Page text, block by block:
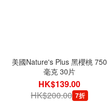
美國Nature's Plus 黑櫻桃 750
毫克 30片
HK$139.00
HK$200.00 7折